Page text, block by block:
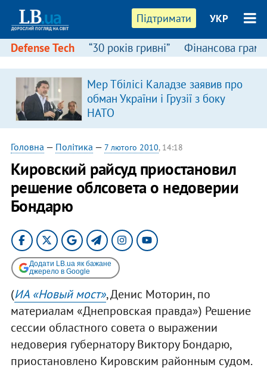
Підтримати УКР
Defense Tech “30 років гривні” Фінансова
Мер Тбілісі Каладзе заявив про
обман України і Грузії з боку
НАТО
Головна — Політика — 7 лютого 2010, 14:18
Кировский райсуд приостановил
решение облсовета о недоверии
Бондарю
Додати LB.ua як бажане
джерело в Google
(ИА «Новый мост», Денис Моторин, по
материалам «Днепровская правда») Решение
сессии областного совета о выражении
недоверия губернатору Виктору Бондарю,
приостановлено Кировским районным судом.